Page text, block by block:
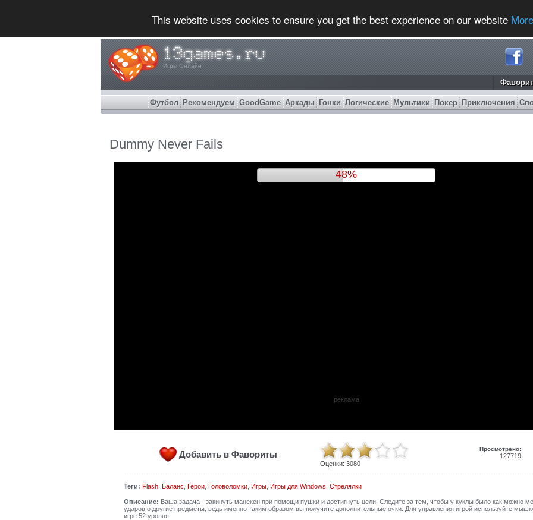
This website uses cookies to ensure you get the best experience on our website
Игры Онлайн
Футбол Рекомендуем GoodGame Аркады Гонки Логические Мультики Покер Приключения
Dummy Never Fails
51%
реклама
Добавить в Фавориты
Оценки: 3080
Просмотрено:
127719
Теги: Flash, Баланс Герои, Головоломки, Игры, Игры для Windows Стрелялки
Описание: Ваша задача - закинуть манекен при помощи пушки и достигнуть цели. Следите за тем, чтобы у куклы было как можно
ударов о другие предметы, ведь именно таким образом вы получите дополнительные очки. Для управления игрой используйте
игре 52 уровня.